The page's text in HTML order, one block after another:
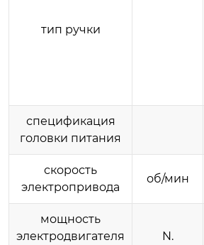
тип ручки
спецификация
головки питания
скорость
электропривода
об/мин
мощность
электродвигателя
N.